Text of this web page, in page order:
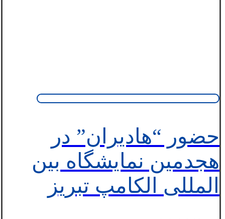
حضور “هادیران” در
هجدمین نمایشگاه بین
المللی الکامپ تبریز